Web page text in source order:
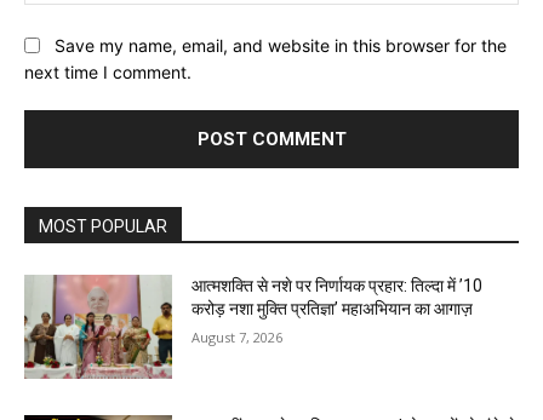
Save my name, email, and website in this browser for the
next time I comment.
MOST POPULAR
आत्मशक्ति से नशे पर निर्णायक प्रहार: तिल्दा में ’10
करोड़ नशा मुक्ति प्रतिज्ञा’ महाअभियान का आगाज़
August 7, 2026